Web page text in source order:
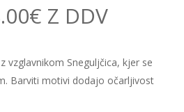
€Cenovni
od
15.74€
Z DDV
vzglavnikom Sneguljčica, kjer se
Barviti motivi dodajo očarljivost